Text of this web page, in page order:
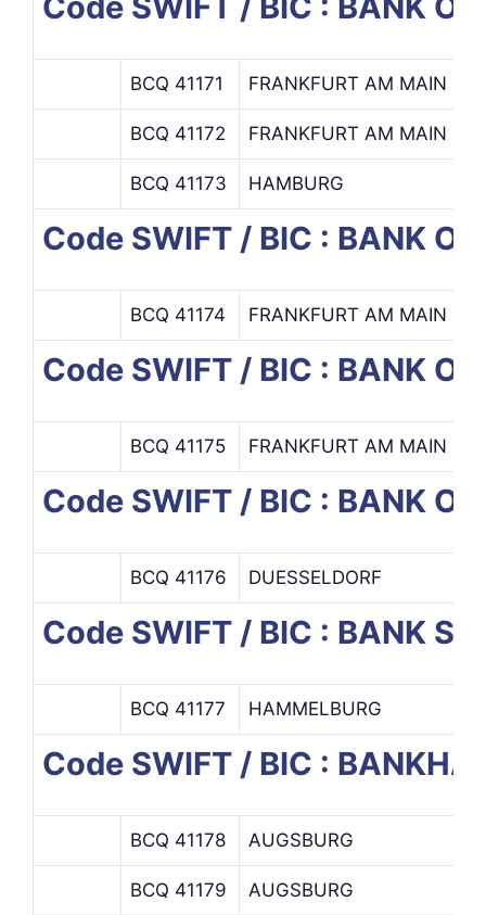
BCQ 41171 FRANKFURT AM MAIN
BCQ 41172 FRANKFURT AM MAIN
BCQ 41173 HAMBURG
Code SWIFT / BIC : BANK
BCQ 41174 FRANKFURT AM MAIN
Code SWIFT / BIC : BANK
BCQ 41175 FRANKFURT AM MAIN
Code SWIFT / BIC : BANK
BCQ 41176 DUESSELDORF
Code SWIFT / BIC : BANK
BCQ 41177 HAMMELBURG
Code SWIFT / BIC :
BCQ 41178 AUGSBURG
BCQ 41179 AUGSBURG